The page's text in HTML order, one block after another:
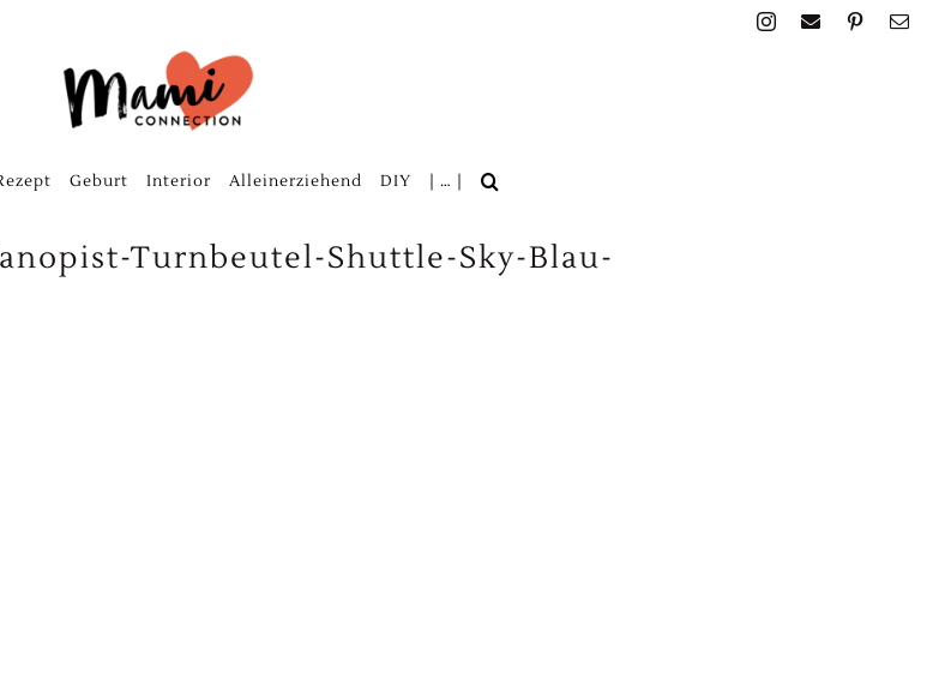
Geburt Interior Alleinerziehend DIY | … |
Turnbeutel-Shuttle-Sky-Blau-